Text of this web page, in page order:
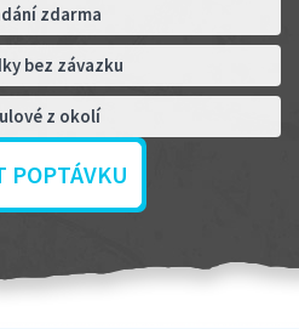
zdarma
bez závazku
z okolí
POPTÁVKU